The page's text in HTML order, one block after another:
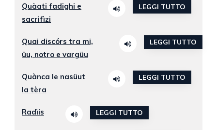
Quàati fadighi e
sacrifìzi
LEGGI TUTTO
Quai discórs tra mi,
üu, notro e vargüu
LEGGI TUTTO
Quànca le nasüut
la tèra
LEGGI TUTTO
Radìis LEGGI TUTTO